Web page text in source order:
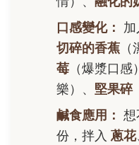
口感變化：
加
切碎的香蕉
莓 （爆漿口感
樂）、 堅果碎
鹹食應用： 想
份，拌入 蔥花